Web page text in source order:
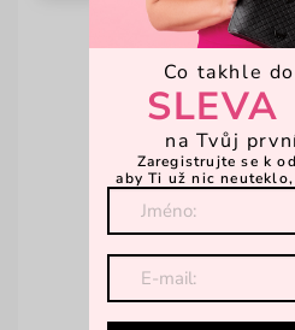
Co takhle
SLEVA
na Tvůj
Zaregistrujte se k
aby Ti už nic